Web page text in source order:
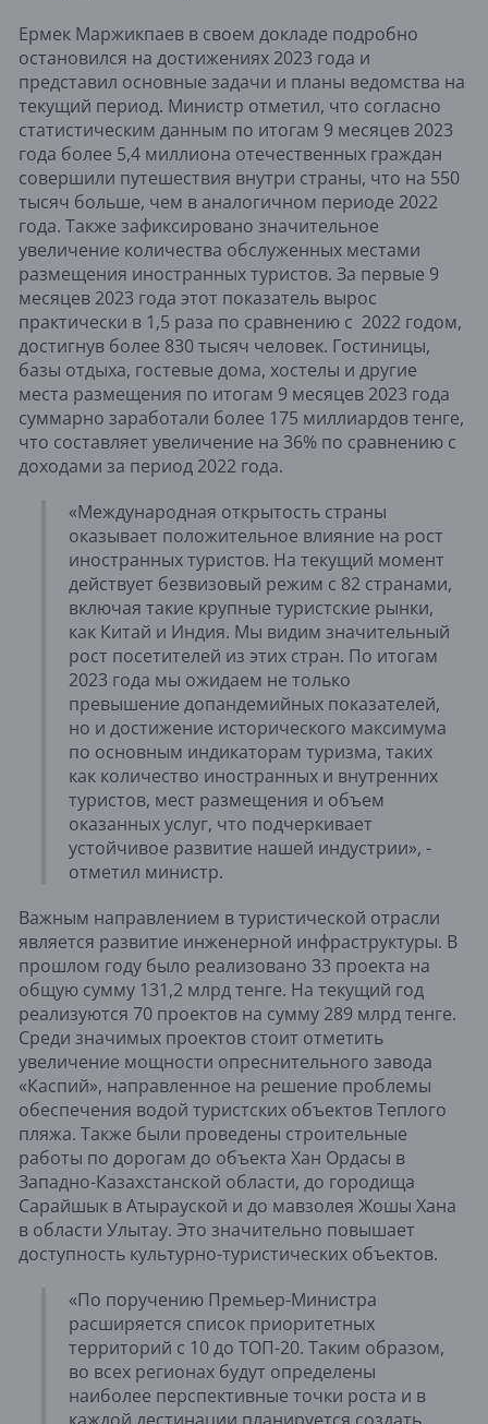
Ермек Маржикпаев в своем докладе подробно
остановился на достижениях 2023 года и
представил основные задачи и планы ведомства на
текущий период. Министр отметил, что согласно
статистическим данным по итогам 9 месяцев 2023
года более 5,4 миллиона отечественных граждан
совершили путешествия внутри страны, что на 550
тысяч больше, чем в аналогичном периоде 2022
года. Также зафиксировано значительное
увеличение количества обслуженных местами
размещения иностранных туристов. За первые 9
месяцев 2023 года этот показатель вырос
практически в 1,5 раза по сравнению с 2022 годом,
достигнув более 830 тысяч человек. Гостиницы,
базы отдыха, гостевые дома, хостелы и другие
места размещения по итогам 9 месяцев 2023 года
суммарно заработали более 175 миллиардов тенге,
что составляет увеличение на 36% по сравнению с
доходами за период 2022 года.
«Международная открытость страны
оказывает положительное влияние на рост
иностранных туристов. На текущий момент
действует безвизовый режим с 82 странами,
включая такие крупные туристские рынки,
как Китай и Индия. Мы видим значительный
рост посетителей из этих стран. По итогам
2023 года мы ожидаем не только
превышение допандемийных показателей,
но и достижение исторического максимума
по основным индикаторам туризма, таких
как количество иностранных и внутренних
туристов, мест размещения и объем
оказанных услуг, что подчеркивает
устойчивое развитие нашей индустрии», -
отметил министр.
Важным направлением в туристической отрасли
является развитие инженерной инфраструктуры. В
прошлом году было реализовано 33 проекта на
общую сумму 131,2 млрд тенге. На текущий год
реализуются 70 проектов на сумму 289 млрд тенге.
Среди значимых проектов стоит отметить
увеличение мощности опреснительного завода
«Каспий», направленное на решение проблемы
обеспечения водой туристских объектов Теплого
пляжа. Также были проведены строительные
работы по дорогам до объекта Хан Ордасы в
Западно-Казахстанской области, до городища
Сарайшык в Атырауской и до мавзолея Жошы Хана
в области Улытау. Это значительно повышает
доступность культурно-туристических объектов.
«По поручению Премьер-Министра
расширяется список приоритетных
территорий с 10 до ТОП-20. Таким образом,
во всех регионах будут определены
наиболее перспективные точки роста и в